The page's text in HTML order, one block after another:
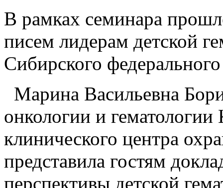
В рамках семинара
писем лидерам детской
Сибирского
Марина Васильевна
онкологии и гематологии
клинического центра
представила гостям
перспективы детской